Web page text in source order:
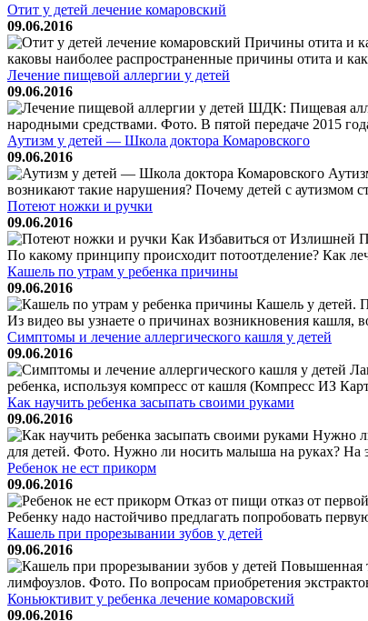
Отит у детей лечение комаровский
09.06.2016
Причины отита и
каковы наиболее распространенные причины отита и
Лечение пищевой аллергии у детей
09.06.2016
ШДК: Пищевая
народными средствами. Фото. В пятой передаче 2015
Аутизм у детей — Школа доктора Комаровского
09.06.2016
возникают такие нарушения? Почему детей с аутизмом
Потеют ножки и ручки
09.06.2016
Как Избавиться от Излишней
По какому принципу происходит потоотделение? Как
Кашель по утрам у ребенка причины
09.06.2016
Кашель у детей.
Из видео вы узнаете о причинах возникновения
Симптомы и лечение аллергического кашля у детей
09.06.2016
ребенка, используя компресс от кашля (Компресс ИЗ
Как научить ребенка засыпать своими руками
09.06.2016
Нужно
для детей. Фото. Нужно ли носить малыша на руках? На
Ребенок не ест прикорм
09.06.2016
Отказ от пищи отказ от
Ребенку надо настойчиво предлагать попробовать
Кашель при прорезывании зубов у детей
09.06.2016
Повышенная
лимфоузлов. Фото. По вопросам приобретения
Коньюктивит у ребенка лечение комаровский
09.06.2016